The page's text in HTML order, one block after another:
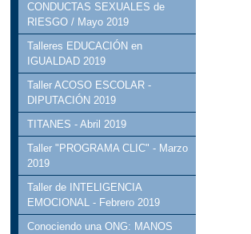
CONDUCTAS SEXUALES de
RIESGO / Mayo 2019
Talleres EDUCACIÓN en
IGUALDAD 2019
Taller ACOSO ESCOLAR -
DIPUTACIÓN 2019
TITANES - Abril 2019
Taller "PROGRAMA CLIC" - Marzo
2019
Taller de INTELIGENCIA
EMOCIONAL - Febrero 2019
Conociendo una ONG: MANOS